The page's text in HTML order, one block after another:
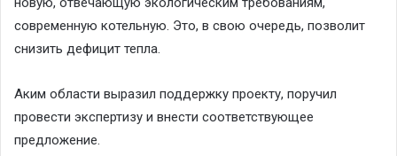
современную котельную. Это, в свою очередь, позволит
снизить дефицит тепла.
Аким области выразил поддержку проекту, поручил
провести экспертизу и внести соответствующее
предложение.